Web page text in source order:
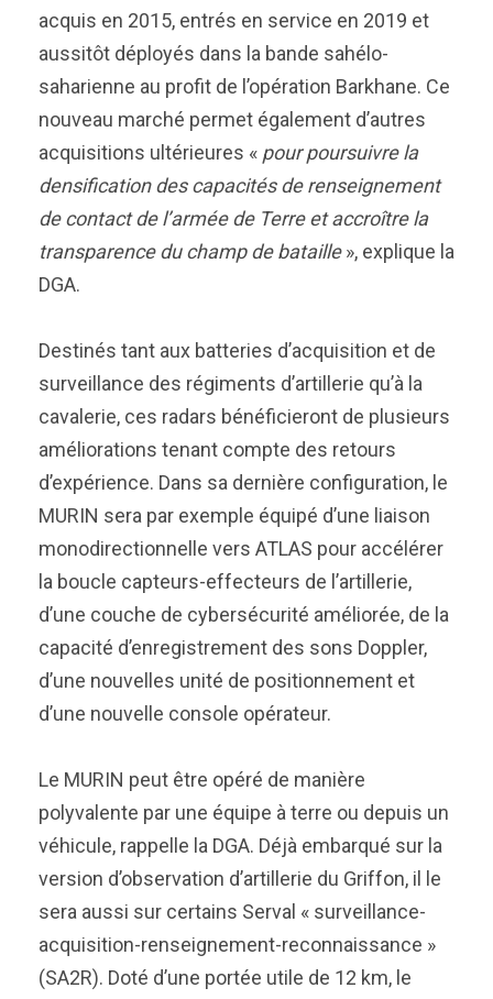
acquis en 2015, entrés en service en 2019 et
aussitôt déployés dans la bande sahélo-
saharienne au profit de l’opération Barkhane. Ce
nouveau marché permet également d’autres
acquisitions ultérieures « pour poursuivre la
densification des capacités de renseignement
de contact de l’armée de Terre et accroître la
transparence du champ de bataille», explique la
DGA.
Destinés tant aux batteries d’acquisition et de
surveillance des régiments d’artillerie qu’à la
cavalerie, ces radars bénéficieront de plusieurs
améliorations tenant compte des retours
d’expérience. Dans sa dernière configuration, le
MURIN sera par exemple équipé d’une liaison
monodirectionnelle vers ATLAS pour accélérer
la boucle capteurs-effecteurs de l’artillerie,
d’une couche de cybersécurité améliorée, de la
capacité d’enregistrement des sons Doppler,
d’une nouvelles unité de positionnement et
d’une nouvelle console opérateur.
Le MURIN peut être opéré de manière
polyvalente par une équipe à terre ou depuis un
véhicule, rappelle la DGA. Déjà embarqué sur la
version d’observation d’artillerie du Griffon, il le
sera aussi sur certains Serval « surveillance-
acquisition-renseignement-reconnaissance »
(SA2R). Doté d’une portée utile de 12 km, le